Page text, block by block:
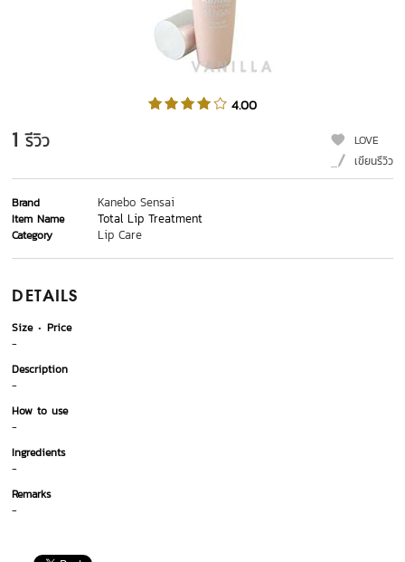
4.00
1 รีวิว
LOVE
เขียนรีวิว
Brand Kanebo Sensai
Item Name Total Lip Treatment
Category Lip Care
DETAILS
Size
Price
-
Description
-
How to use
-
Ingredients
-
Remarks
-